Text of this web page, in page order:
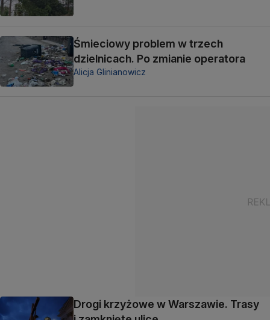
Śmieciowy problem w trzech
dzielnicach. Po zmianie operatora
Alicja Glinianowicz
Drogi krzyżowe w Warszawie. Trasy